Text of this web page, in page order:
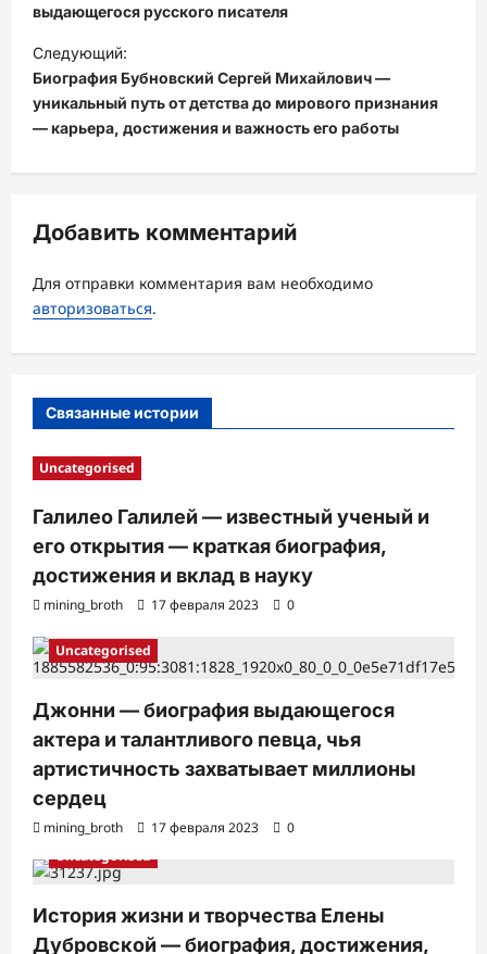
в
и
г
а
я
з
а
п
и
выдающегося русского писателя
Следующий:
Биография Бубновский Сергей Михайлович —
уникальный путь от детства до мирового признания
— карьера, достижения и важность его работы
Добавить комментарий
Для отправки комментария вам необходимо
авторизоваться.
Связанные истории
Uncategorised
Галилео Галилей — известный ученый и
его открытия — краткая биография,
достижения и вклад в науку
mining_broth 17 февраля 2023 0
Uncategorised
Джонни — биография выдающегося
актера и талантливого певца, чья
артистичность захватывает миллионы
сердец
mining_broth 17 февраля 2023
0
Uncategorised
История жизни и творчества Елены
Дубровской — биография, достижения,